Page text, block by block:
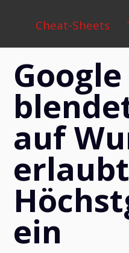
Menu
Cheat-Sheets
auf
ein